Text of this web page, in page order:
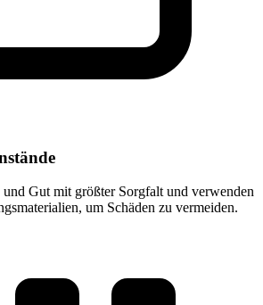
Gut mit größter Sorgfalt und verwenden
um Schäden zu vermeiden.